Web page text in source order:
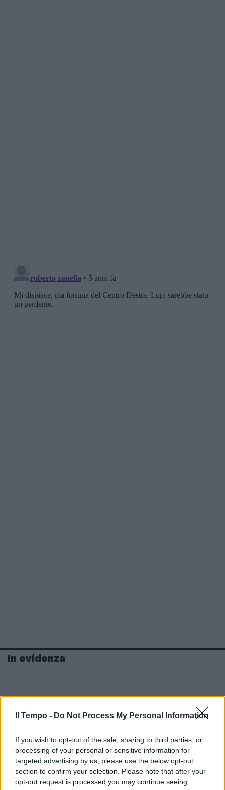
Il Tempo - Do Not Process My Personal Information
If you wish to opt-out of the sale, sharing to third parties, or
processing of your personal or sensitive information for
targeted advertising by us, please use the below opt-out
section to confirm your selection. Please note that after your
opt-out request is processed you may continue seeing
In evidenza